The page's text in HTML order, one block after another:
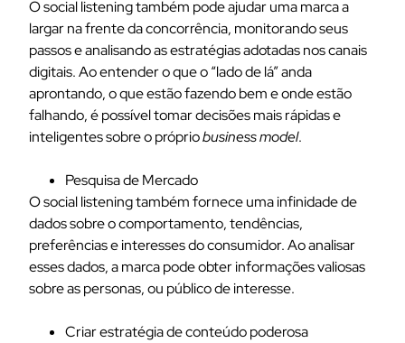
O social listening também pode ajudar uma marca a
largar na frente da concorrência, monitorando seus
passos e analisando as estratégias adotadas nos canais
digitais. Ao entender o que o “lado de lá” anda
aprontando, o que estão fazendo bem e onde estão
falhando, é possível tomar decisões mais rápidas e
inteligentes sobre o própriobusiness model.
Pesquisa de Mercado
O social listening também fornece uma infinidade de
dados sobre o comportamento, tendências,
preferências e interesses do consumidor. Ao analisar
esses dados, a marca pode obter informações valiosas
sobre as personas, ou público de interesse.
Criar estratégia de conteúdo poderosa